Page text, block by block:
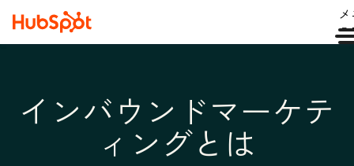
インバウンドマーケテ
ィングとは